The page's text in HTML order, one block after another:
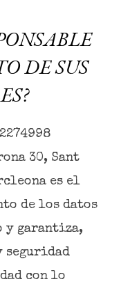
DE SUS
30, Sant
es el
de los datos
garantiza,
seguridad
con lo